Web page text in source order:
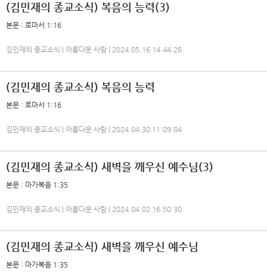
(김민재의 종교소식) 복음의 능력(3)
본문 : 로마서 1:16
김민재의 종교소식 | 아름다운 사람 | 2024.05.16 14:44:26
(김민재의 종교소식) 복음의 능력
본문 : 로마서 1:16
김민재의 종교소식 | 아름다운 사람 | 2024.04.30 11:09:04
(김민재의 종교소식) 새벽을 깨우신 예수님(3)
본문 : 마가복음 1:35
김민재의 종교소식 | 아름다운 사람 | 2024.04.02 16:50:30
(김민재의 종교소식) 새벽을 깨우신 예수님
본문 : 마가복음 1:35